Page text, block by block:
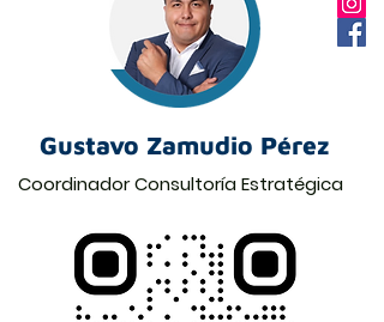
Gustavo Zamudio Pérez
Coordinador Consultoría Estratégica